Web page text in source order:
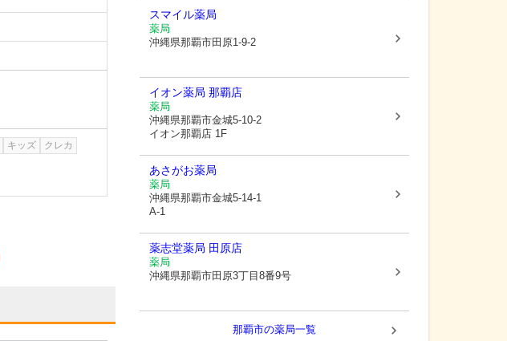
キッズ
クレカ
スマイル薬局
薬局
沖縄県那覇市田原1-9-2
イオン薬局 那覇店
薬局
沖縄県那覇市金城5-10-2
イオン那覇店 1F
あさがお薬局
薬局
沖縄県那覇市金城5-14-1
A-1
薬志堂薬局 田原店
薬局
沖縄県那覇市田原3丁目8番9号
那覇市の薬局一覧